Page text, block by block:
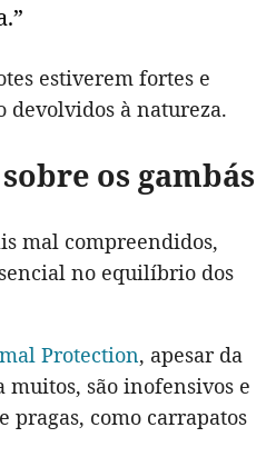
estiverem fortes e
devolvidos à natureza.
os gambás
mal compreendidos,
no equilíbrio dos
Protection, apesar da
muitos, são inofensivos e
pragas, como carrapatos